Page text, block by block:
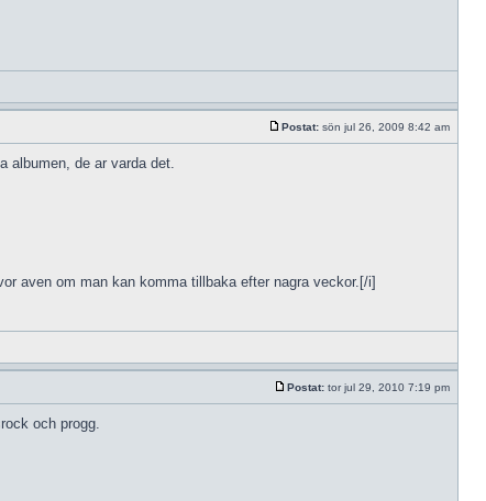
Postat: sön jul 26, 2009 8:42 am
albumen, de ar varda det.
aven om man kan komma tillbaka efter nagra veckor.[/i]
Postat: tor jul 29, 2010 7:19 pm
och progg.